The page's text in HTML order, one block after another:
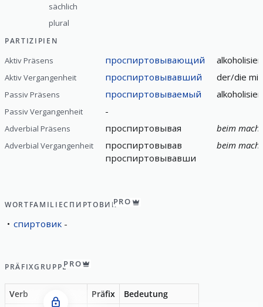
sächlich
plural
PARTIZIPIEN
Aktiv Präsens проспиртовывающий
Aktiv Vergangenheit проспиртовывавший der/die mit
Passiv Präsens проспиртовываемый
Passiv Vergangenheit -
Adverbial Präsens проспиртовывая beim
Adverbial Vergangenheit
проспиртовывав
проспиртовывавши
beim
WORTFAMILIEСПИРТОВИКPRO
спиртовик
PRÄFIXGRUPPEPRO
Verb Präfix
Bedeutung